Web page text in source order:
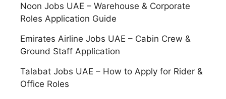
Noon Jobs UAE – Warehouse & Corporate
Roles Application Guide
Emirates Airline Jobs UAE – Cabin Crew &
Ground Staff Application
Talabat Jobs UAE – How to Apply for Rider &
Office Roles